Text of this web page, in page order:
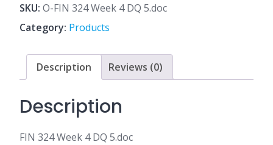
4
DQ
quantity
SKU: O-FIN 324 Week 4 DQ 5.doc
Category: Products
Description Reviews (0)
Description
FIN 324 Week 4 DQ 5.doc